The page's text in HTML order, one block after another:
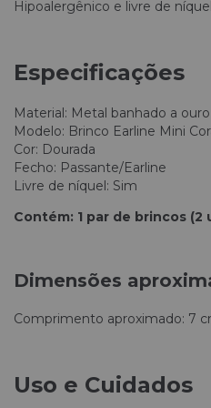
Hipoalergênico e livre de níquel
Especificações
Material: Metal banhado a
Modelo: Brinco Earline Mini
Cor: Dourada
Fecho: Passante/Earline
Livre de níquel: Sim
Contém: 1 par de brincos (2
Dimensões
Comprimento aproximado: 7
Uso e Cuidados